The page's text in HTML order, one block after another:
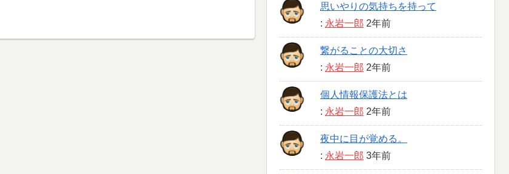
思いやりの気持ちを持って
: 永岩一郎 2年前
繋がることの大切さ
: 永岩一郎 2年前
個人情報保護法とは
: 永岩一郎 2年前
夜中に目が覚める。
: 永岩一郎 3年前